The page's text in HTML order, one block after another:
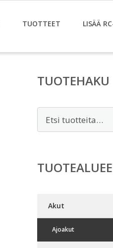
TUOTTEET LISÄÄ
TUOTEHAKU
Akut
Ajoakut